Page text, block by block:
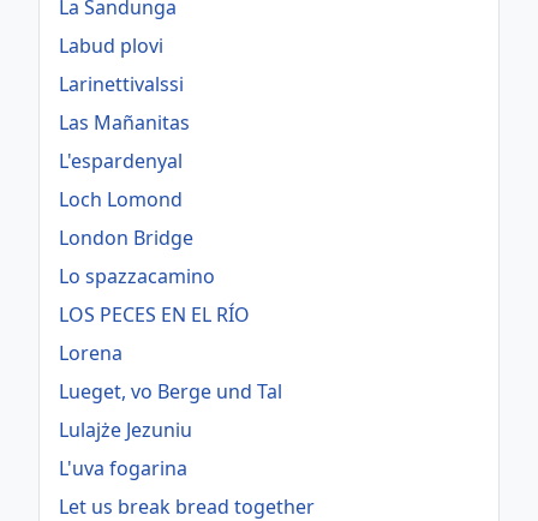
La Sandunga
Labud plovi
Larinettivalssi
Las Mañanitas
L'espardenyal
Loch Lomond
London Bridge
Lo spazzacamino
LOS PECES EN EL RÍO
Lorena
Lueget, vo Berge und Tal
Lulajże Jezuniu
L'uva fogarina
Let us break bread together